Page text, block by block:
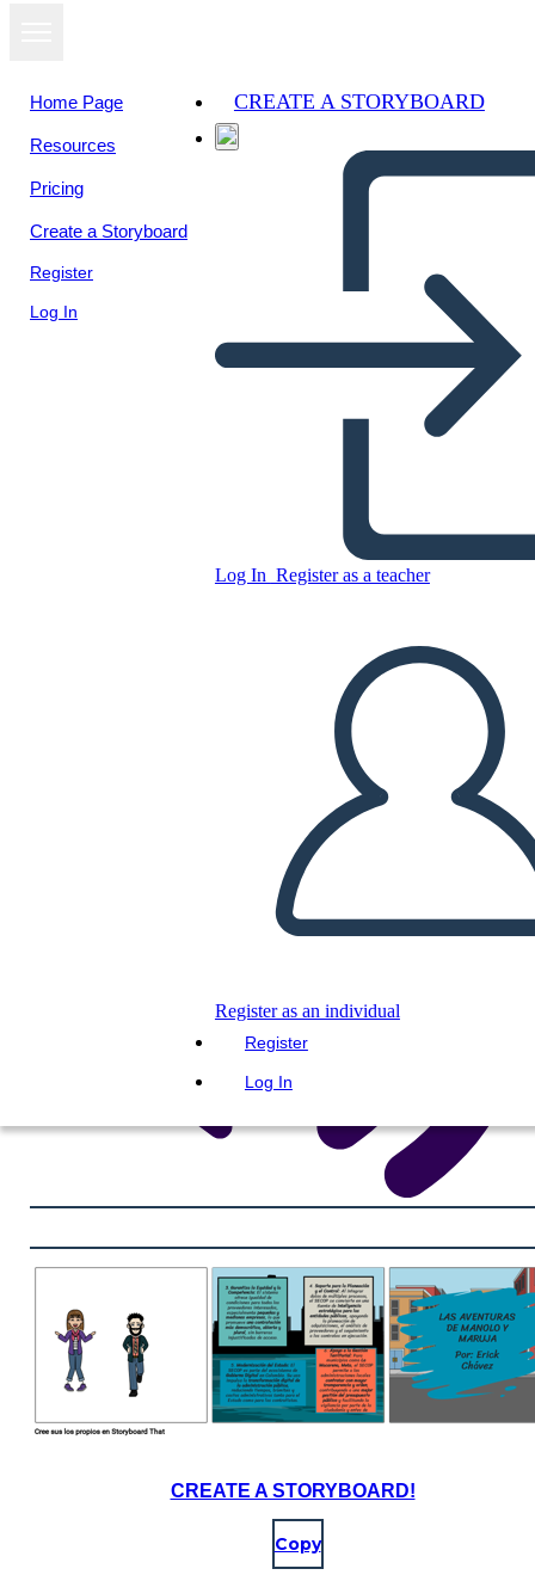
Home Page
Resources
Pricing
Create a Storyboard
Register
Log In
CREATE A STORYBOARD
Log In Register as a teacher
Register as an individual
Register
Log In
Copy this Storyboard
PLAY SLIDESHOW
READ TO ME
View as
slideshow
CREATE A STORYBOARD!
Copy